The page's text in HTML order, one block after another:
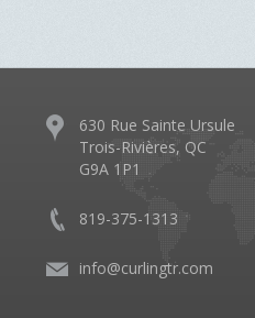
630 Rue Sainte Ursule
Trois-Rivières, QC
G9A 1P1
819-375-1313
info@curlingtr.com